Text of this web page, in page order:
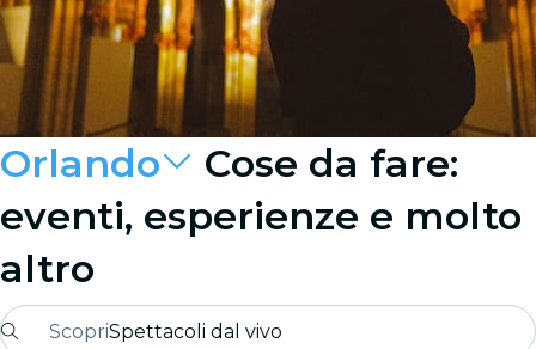
Orlando
Cose da fare:
eventi, esperienze e molto
altro
ScopriSpettacoli dal vivo